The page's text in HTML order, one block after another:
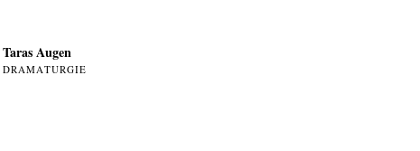
Taras Augen
DRAMATURGIE